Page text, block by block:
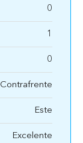
0
1
0
Excelente
Este
Contrafrente